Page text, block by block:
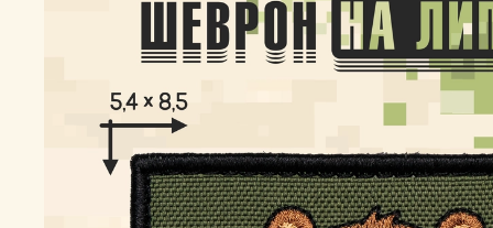
Качественные
шевроны
нашивки